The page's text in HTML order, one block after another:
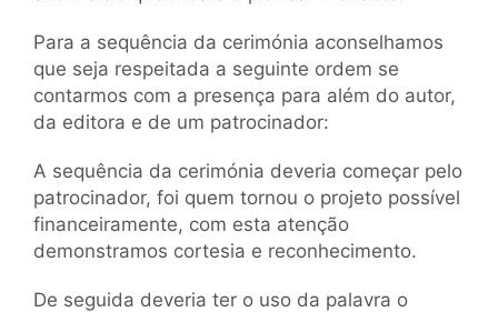
Para a sequência da cerimónia aconselhamos
que seja respeitada a seguinte ordem se
contarmos com a presença para além do autor,
da editora e de um patrocinador:
A sequência da cerimónia deveria começar pelo
patrocinador, foi quem tornou o projeto possível
financeiramente, com esta atenção
demonstramos cortesia e reconhecimento.
De seguida deveria ter o uso da palavra o